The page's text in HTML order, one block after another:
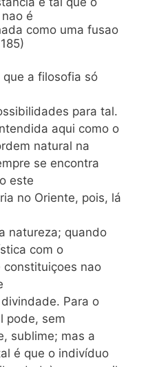
é
como uma fusao
a filosofia só
para tal.
aqui como o
natural na
se encontra
este
no Oriente, pois, lá
natureza; quando
com o
nao
Para o
pode, sem
sublime; mas a
é que o indivíduo